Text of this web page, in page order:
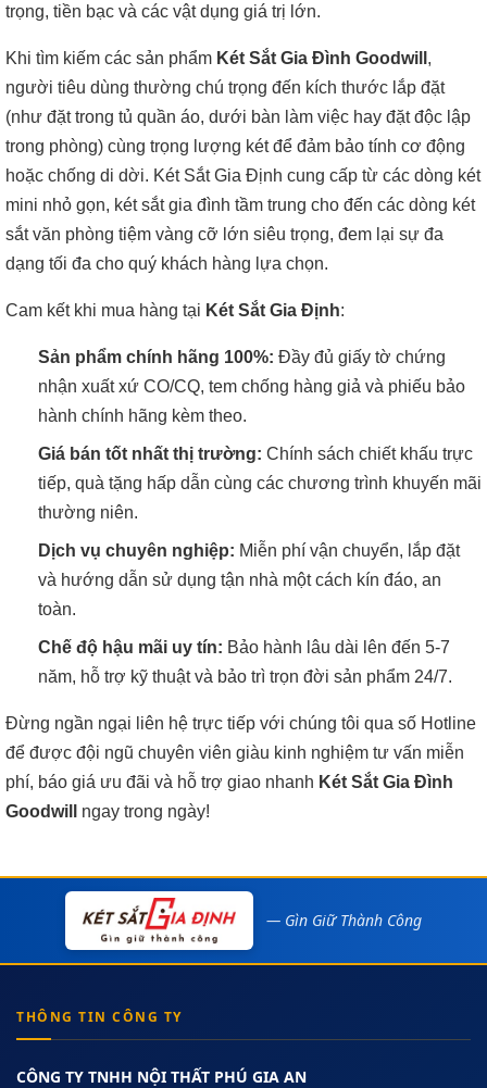
trọng, tiền bạc và các vật dụng giá trị lớn.
Khi tìm kiếm các sản phẩm Két Sắt Gia Đình Goodwill ,
người tiêu dùng thường chú trọng đến kích thước lắp đặt
(như đặt trong tủ quần áo, dưới bàn làm việc hay đặt độc lập
trong phòng) cùng trọng lượng két để đảm bảo tính cơ động
hoặc chống di dời. Két Sắt Gia Định cung cấp từ các dòng két
mini nhỏ gọn, két sắt gia đình tầm trung cho đến các dòng két
sắt văn phòng tiệm vàng cỡ lớn siêu trọng, đem lại sự đa
dạng tối đa cho quý khách hàng lựa chọn.
Cam kết khi mua hàng tại Két Sắt Gia Định:
Sản phẩm chính hãng 100%: Đầy đủ giấy tờ chứng
nhận xuất xứ CO/CQ, tem chống hàng giả và phiếu bảo
hành chính hãng kèm theo.
Giá bán tốt nhất thị trường: Chính sách chiết khấu trực
tiếp, quà tặng hấp dẫn cùng các chương trình khuyến mãi
thường niên.
Dịch vụ chuyên nghiệp: Miễn phí vận chuyển, lắp đặt
và hướng dẫn sử dụng tận nhà một cách kín đáo, an
toàn.
Chế độ hậu mãi uy tín: Bảo hành lâu dài lên đến 5-7
năm, hỗ trợ kỹ thuật và bảo trì trọn đời sản phẩm 24/7.
Đừng ngần ngại liên hệ trực tiếp với chúng tôi qua số Hotline
để được đội ngũ chuyên viên giàu kinh nghiệm tư vấn miễn
phí, báo giá ưu đãi và hỗ trợ giao nhanh Két Sắt Gia Đình
Goodwill
ngay trong ngày!
— Gìn Giữ Thành Công
THÔNG TIN CÔNG TY
CÔNG TY TNHH NỘI THẤT PHÚ GIA AN